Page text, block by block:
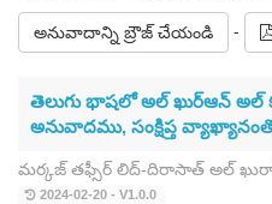
అనువాదాన్ని బ్రౌజ్ చేయండి -
తెలుగు భాషలో అల్ ఖుర్ఆన్
అనువాదము, సంక్షిప్త
మర్కజ్ తఫ్సీర్ లిద్-దిరాసాత్ అల్
2024-02-20 - V1.0.0